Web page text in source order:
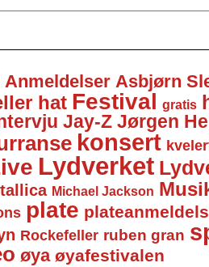
Anmeldelser Asbjørn
hat Festival gratis
Jay-Z Jørgen
konsert
Lydverket
Michael Jackson
plate
Rockefeller ruben gran
øya øyafestivalen